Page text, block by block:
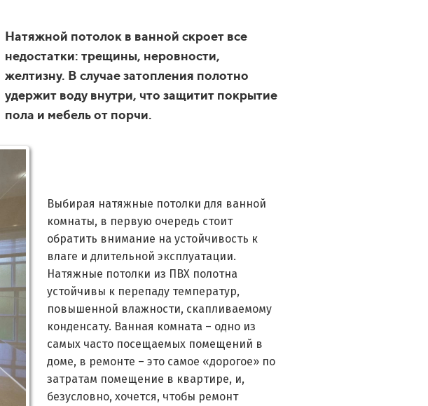
Натяжной потолок в ванной скроет все
недостатки: трещины, неровности,
желтизну. В случае затопления полотно
удержит воду внутри, что защитит покрытие
пола и мебель от порчи.
Выбирая натяжные потолки для ванной
комнаты, в первую очередь стоит
обратить внимание на устойчивость к
влаге и длительной эксплуатации.
Натяжные потолки из ПВХ полотна
устойчивы к перепаду температур,
повышенной влажности, скапливаемому
конденсату. Ванная комната – одно из
самых часто посещаемых помещений в
доме, в ремонте – это самое «дорогое» по
затратам помещение в квартире, и,
безусловно, хочется, чтобы ремонт